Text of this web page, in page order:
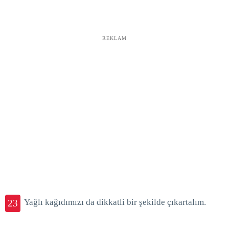
REKLAM
23 Yağlı kağıdımızı da dikkatli bir şekilde çıkartalım.